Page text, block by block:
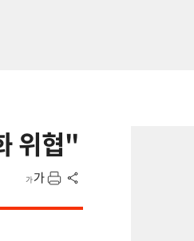
위협"